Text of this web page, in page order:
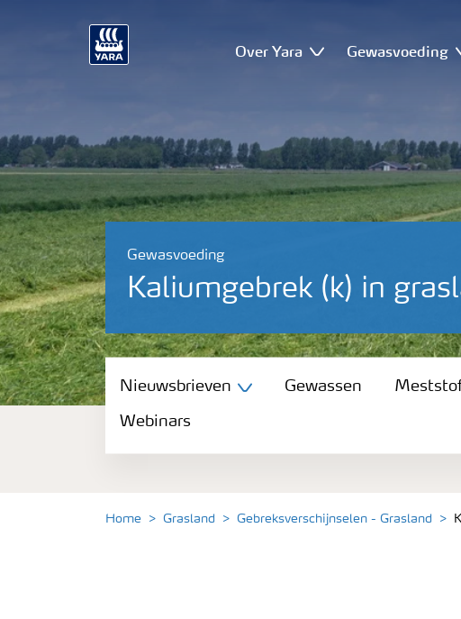
Over Yara Gewasvoeding
Gewasvoeding
Kaliumgebrek (k) in
Nieuwsbrieven
Gewassen
Nieuwsbrieven Gewassen
Webinars
Home Grasland Gebreksverschijnselen - Grasland